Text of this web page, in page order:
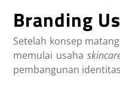
Branding
Setelah konsep
memulai usaha
pembangunan